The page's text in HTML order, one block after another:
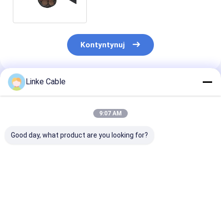
Kontyntynuj
Polecane Produkty
Linke Cable
9:07 AM
Good day, what product are you looking for?